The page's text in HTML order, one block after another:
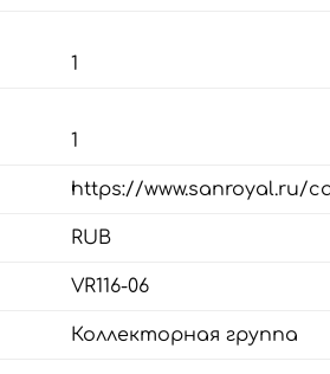
1
1
https://www.sanroyal.ru/
RUB
VR116-06
Коллекторная группа